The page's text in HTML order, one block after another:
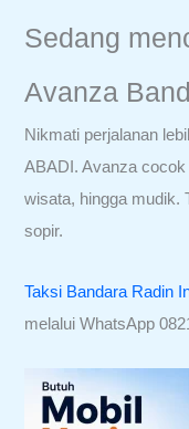
Sedang
Avanza
Nikmati perjalanan
ABADI. Avanza
wisata, hingga mudik.
sopir.
Taksi Bandara Radin
melalui WhatsApp